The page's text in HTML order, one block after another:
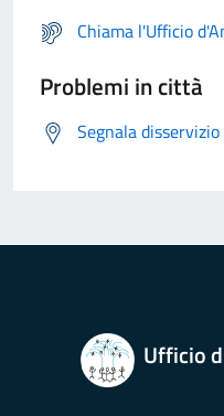
Chiama l'Ufficio
Problemi in città
Segnala disservizio
Ufficio